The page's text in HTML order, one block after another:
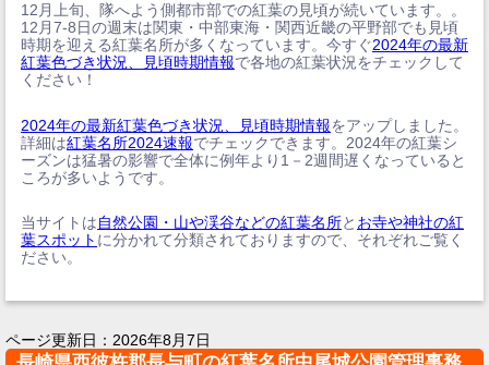
12月上旬、隊へよう側都市部での紅葉の見頃が続いています。。
12月7-8日の週末は関東・中部東海・関西近畿の平野部でも見頃
時期を迎える紅葉名所が多くなっています。今すぐ2024年の最新
紅葉色づき状況、見頃時期情報で各地の紅葉状況をチェックして
ください！
2024年の最新紅葉色づき状況、見頃時期情報をアップしました。
詳細は紅葉名所2024速報でチェックできます。2024年の紅葉シ
ーズンは猛暑の影響で全体に例年より1－2週間遅くなっていると
ころが多いようです。
当サイトは自然公園・山や渓谷などの紅葉名所と お寺や神社の紅
葉スポット に分かれて分類されておりますので、それぞれご覧く
ださい。
ページ更新日： 2026年8月7日